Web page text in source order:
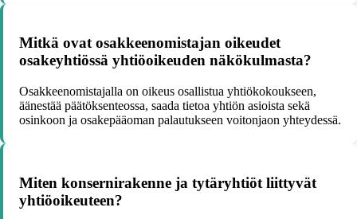
Mitkä ovat osakkeenomistajan oikeudet
osakeyhtiössä yhtiöoikeuden näkökulmasta?
Osakkeenomistajalla on oikeus osallistua yhtiökokoukseen,
äänestää päätöksenteossa, saada tietoa yhtiön asioista sekä
osinkoon ja osakepääoman palautukseen voitonjaon yhteydessä.
Miten konsernirakenne ja tytäryhtiöt liittyvät
yhtiöoikeuteen?